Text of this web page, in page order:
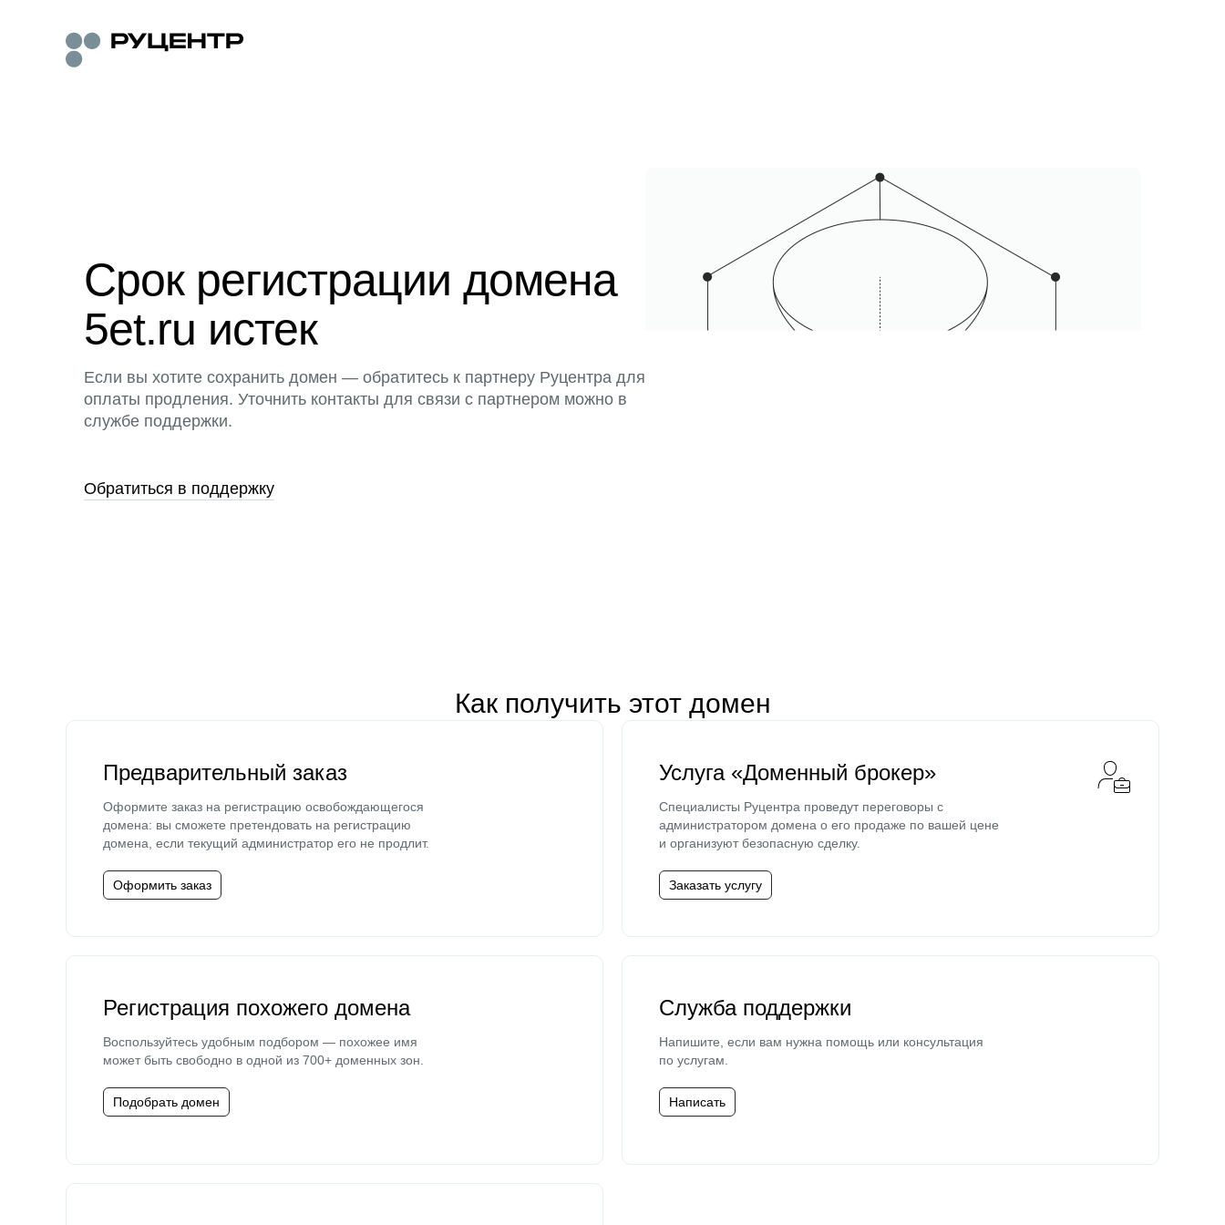
Срок регистрации домена
5et.ru истек
Если вы хотите сохранить домен — обратитесь к партнеру Руцентра для
оплаты продления. Уточнить контакты для связи с партнером можно в
службе поддержки.
Обратиться в поддержку
Как получить этот домен
Предварительный заказ
Оформите заказ на регистрацию освобождающегося
домена: вы сможете претендовать на регистрацию
домена, если текущий администратор его не продлит.
Оформить заказ
Услуга «Доменный брокер»
Специалисты Руцентра проведут переговоры с
администратором домена о его продаже по вашей цене
и организуют безопасную сделку.
Заказать услугу
Регистрация похожего домена
Воспользуйтесь удобным подбором — похожее имя
может быть свободно в одной из 700+ доменных зон.
Подобрать домен
Служба поддержки
Напишите, если вам нужна помощь или консультация
по услугам.
Написать